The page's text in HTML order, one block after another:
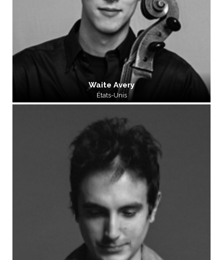
Waite Avery
États-Unis